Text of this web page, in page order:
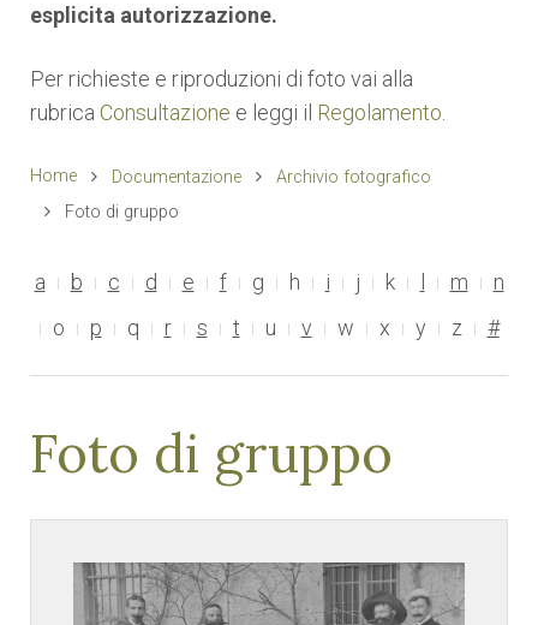
esplicita autorizzazione.
Per richieste e riproduzioni di foto vai alla
rubrica Consultazione e leggi il Regolamento
Home Documentazione
Archivio fotografico
Foto di gruppo
a b c d e f g h i j k m
n
o
p q r s t u v w x y z #
Foto di gruppo